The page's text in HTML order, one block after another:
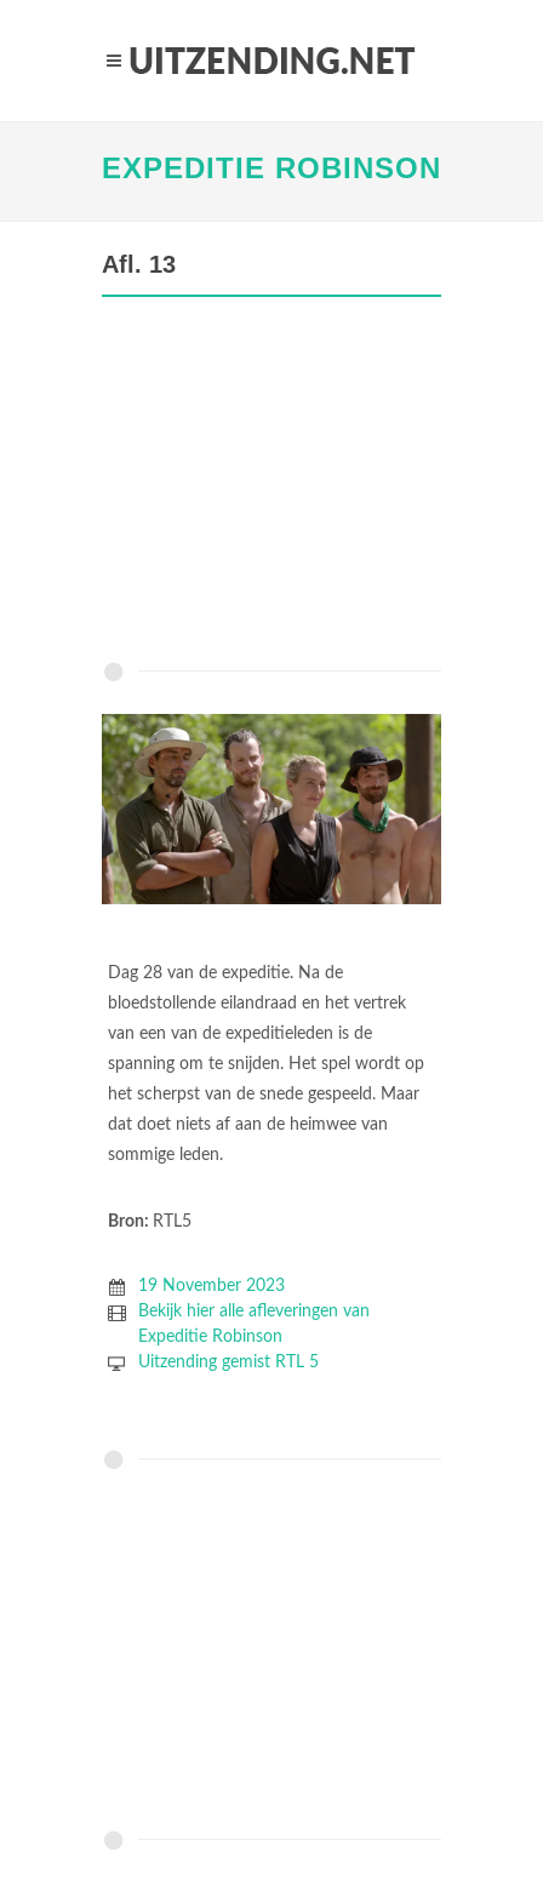
EXPEDITIE ROBINSON
Afl. 13
Dag 28 van de expeditie. Na de
bloedstollende eilandraad en het vertrek
van een van de expeditieleden is de
spanning om te snijden. Het spel wordt op
het scherpst van de snede gespeeld. Maar
dat doet niets af aan de heimwee van
sommige leden.
Bron: RTL5
19 November 2023
Bekijk hier alle afleveringen van
Expeditie Robinson
Uitzending gemist RTL 5